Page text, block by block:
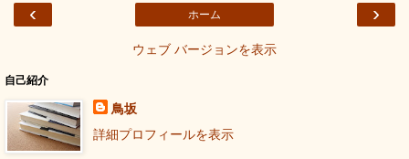
‹ ›
ホーム
ウェブ バージョンを表示
自己紹介
鳥坂
詳細プロフィールを表示